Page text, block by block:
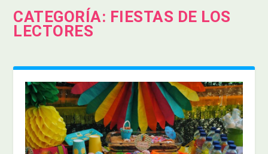
CATEGORÍA: FIESTAS DE LOS
LECTORES